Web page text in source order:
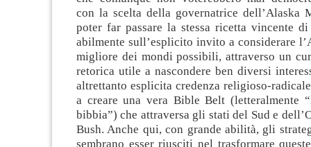
con la scelta della governatrice dell’Alaska
poter far passare la stessa ricetta vincente
abilmente sull’esplicito invito a considerare
migliore dei mondi possibili, attraverso un
retorica utile a nascondere ben diversi
altrettanto esplicita credenza religioso-
a creare una vera Bible Belt (letteralmente
bibbia”) che attraversa gli stati del Sud e
Bush. Anche qui, con grande abilità, gli
sembrano esser riusciti nel trasformare